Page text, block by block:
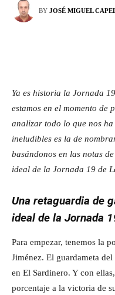
BY JOSÉ MIGUEL
Ya es historia la Jornada
estamos en el momento de
analizar todo lo que nos
ineludibles es la de
basándonos en las notas
ideal de la Jornada 19 de
Una retaguardia de
ideal de la Jornada
Para empezar, tenemos la
Jiménez. El guardameta
en El Sardinero. Y con
porcentaje a la victoria de